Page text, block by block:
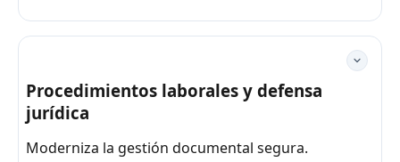
Procedimientos laborales y defensa
jurídica
Moderniza la gestión documental segura.